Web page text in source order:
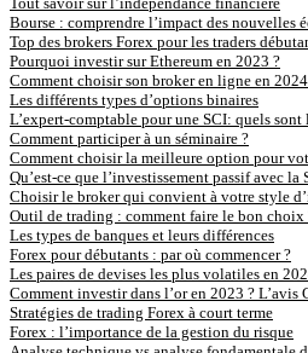
Bourse : comprendre l’impact des nouvelles
Top des brokers Forex pour les traders
Pourquoi investir sur Ethereum en 2023 ?
Comment choisir son broker en ligne en
Les différents types d’options binaires
L’expert-comptable pour une SCI: quels sont
Comment participer à un séminaire ?
Comment choisir la meilleure option pour
Qu’est-ce que l’investissement passif avec la
Choisir le broker qui convient à votre style
Outil de trading : comment faire le bon choix
Les types de banques et leurs différences
Forex pour débutants : par où commencer ?
Les paires de devises les plus volatiles en
Comment investir dans l’or en 2023 ? L’avis
Stratégies de trading Forex à court terme
Forex : l’importance de la gestion du risque